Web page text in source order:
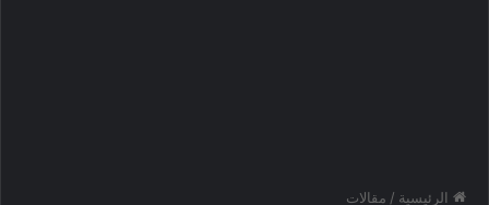
الرئيسية / مقالات